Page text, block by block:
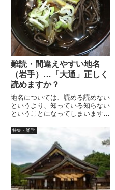
難読・間違えやすい地名
（岩手）…「大通」正しく
読めますか？
地名については、読める読めない
というより、知っている知らない
ということになってしまいます。
地名がありますが、正しく読めま
すか？答えは本文でお願いしま
す。知らないと読めませんよね？
特集・雑学